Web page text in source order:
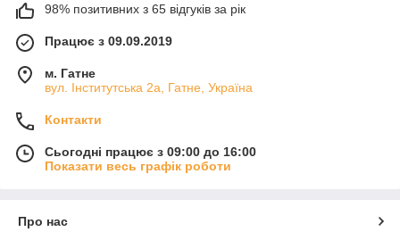
98% позитивних з 65 відгуків за рік
Працює з 09.09.2019
м. Гатне
вул. Інститутська 2а, Гатне, Україна
Контакти
Сьогодні працює з 09:00 до 16:00
Показати весь графік роботи
Про нас